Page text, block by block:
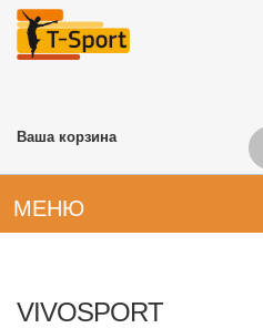
Ваша корзина
МЕНЮ
VIVOSPORT